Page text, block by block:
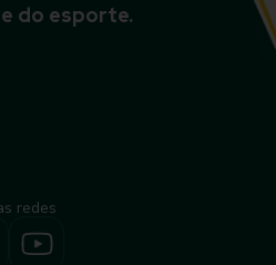
do esporte.
redes